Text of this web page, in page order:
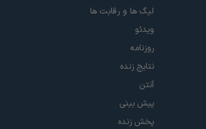
لیگ ها و رقابت ها
ویدئو
روزنامه
نتایج زنده
آنتن
پیش بینی
پخش زنده